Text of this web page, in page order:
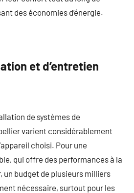
des économies d’énergie.
et d’entretien
de systèmes de
varient considérablement
choisi. Pour une
qui offre des performances à la
un budget de plusieurs milliers
nécessaire, surtout pour les